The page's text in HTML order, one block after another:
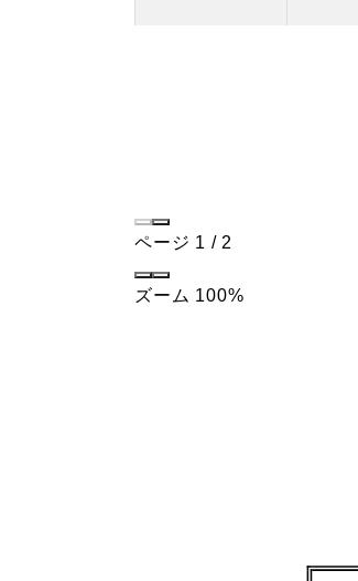
ページ 1 / 2
ズーム 100%